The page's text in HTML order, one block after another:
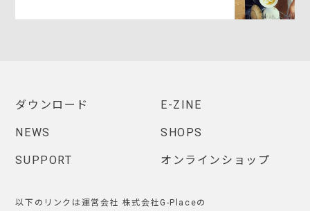
ダウンロード E-ZINE
NEWS SHOPS
SUPPORT オンラインショップ
以下のリンクは運営会社 株式会社G-Placeの